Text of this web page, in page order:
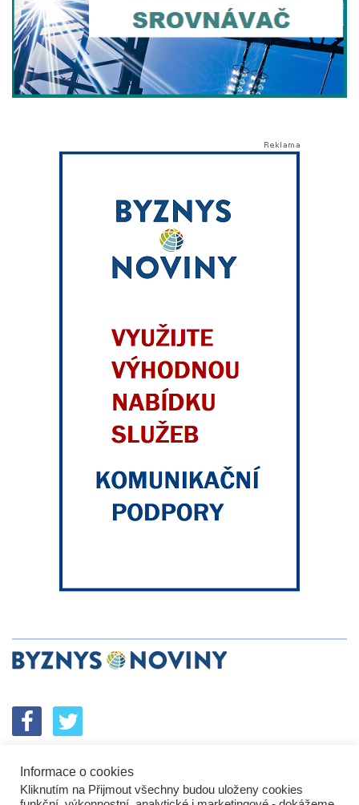
SPOLUPRÁCE PODPORA
ENERGETICKÝ SROVNÁVAČ
KORPORÁTNÍ BROUCI
Informace o cookies
Kliknutím na Přijmout všechny budou uloženy cookies